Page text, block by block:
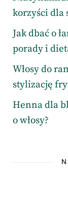
korzyści dla
Jak dbać o
porady i
Włosy do
stylizację
Henna dla
o włosy?